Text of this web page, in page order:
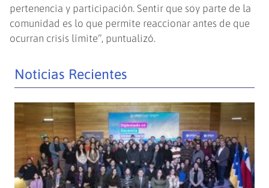
pertenencia y participación. Sentir que soy parte de la
comunidad es lo que permite reaccionar antes de que
ocurran crisis límite”, puntualizó.
Noticias Recientes